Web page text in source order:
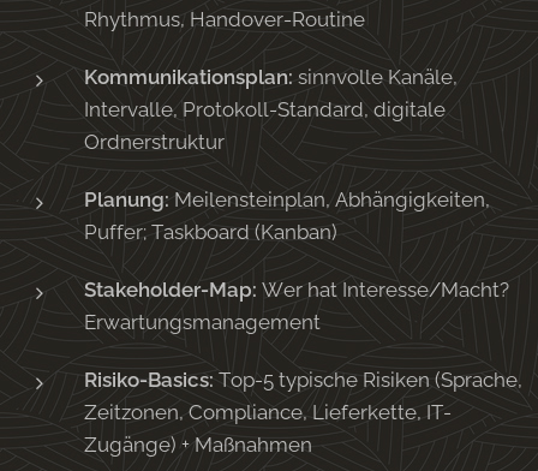
Rhythmus, Handover-Routine
Kommunikationsplan: sinnvolle Kanäle,
Intervalle, Protokoll-Standard, digitale
Ordnerstruktur
Planung: Meilensteinplan, Abhängigkeiten,
Puffer; Taskboard (Kanban)
Stakeholder-Map: Wer hat Interesse/Macht?
Erwartungsmanagement
Risiko-Basics: Top-5 typische Risiken (Sprache,
Zeitzonen, Compliance, Lieferkette, IT-
Zugänge) + Maßnahmen